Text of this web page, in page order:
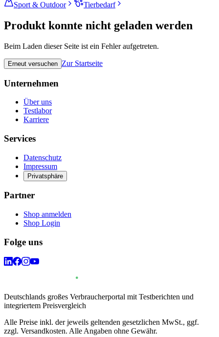
Sport & Outdoor
Tierbedarf
Produkt konnte nicht geladen werden
Beim Laden dieser Seite ist ein Fehler aufgetreten.
Erneut versuchen Zur Startseite
Unternehmen
Über uns
Testlabor
Karriere
Services
Datenschutz
Impressum
Privatsphäre
Partner
Shop anmelden
Shop Login
Folge uns
Deutschlands großes Verbraucherportal mit Testberichten und
integriertem Preisvergleich
Alle Preise inkl. der jeweils geltenden gesetzlichen MwSt., ggf.
zzgl. Versandkosten. Alle Angaben ohne Gewähr.